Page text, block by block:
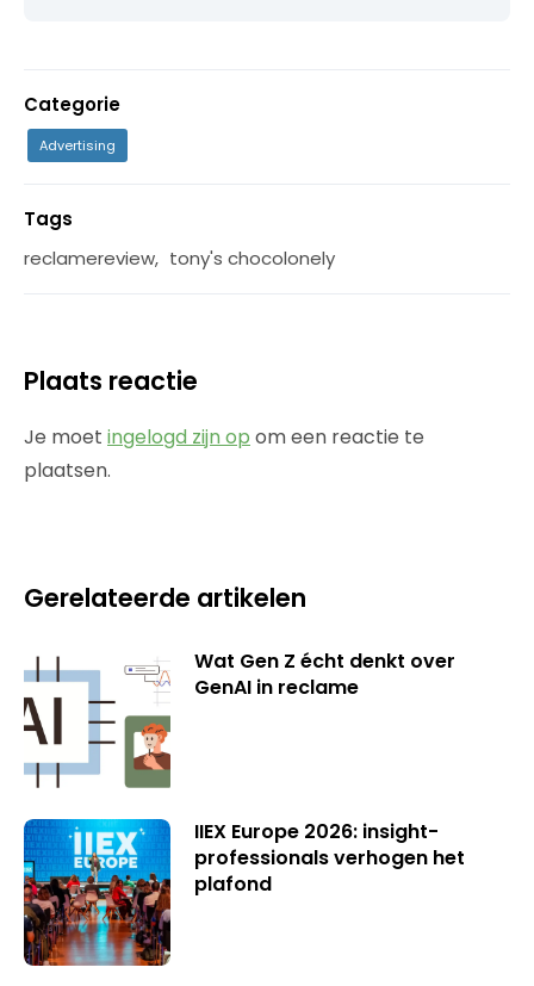
Categorie
Advertising
Tags
reclamereview, tony's chocolonely
Plaats reactie
Je moet ingelogd zijn op om een reactie te
plaatsen.
Gerelateerde artikelen
Wat Gen Z écht denkt over
GenAI in reclame
IIEX Europe 2026: insight-
professionals verhogen het
plafond